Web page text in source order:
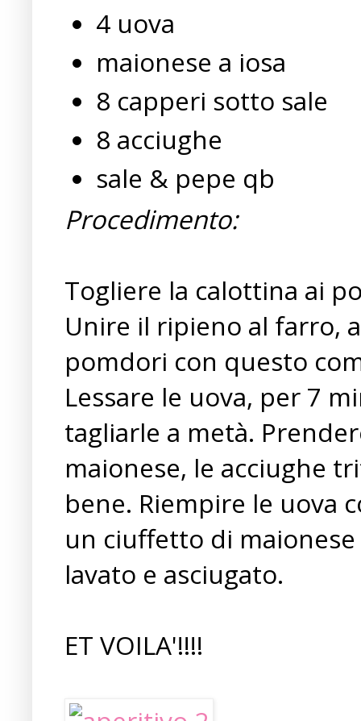
4 uova
maionese a iosa
8 capperi sotto sale
8 acciughe
sale & pepe qb
Procedimento:
Togliere la calottina ai
Unire il ripieno al farro,
pomdori con questo
Lessare le uova, per 7
tagliarle a metà.
maionese, le acciughe
bene. Riempire le uova
un ciuffetto di
lavato e asciugato.
ET VOILA'!!!!